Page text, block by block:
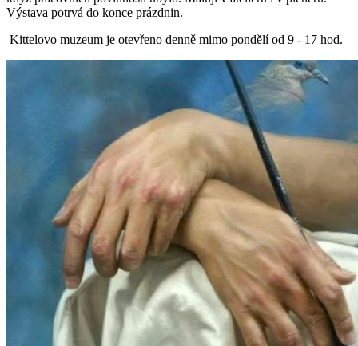
Výstava potrvá do konce prázdnin.
Kittelovo muzeum je otevřeno denně mimo pondělí od 9 - 17 hod.